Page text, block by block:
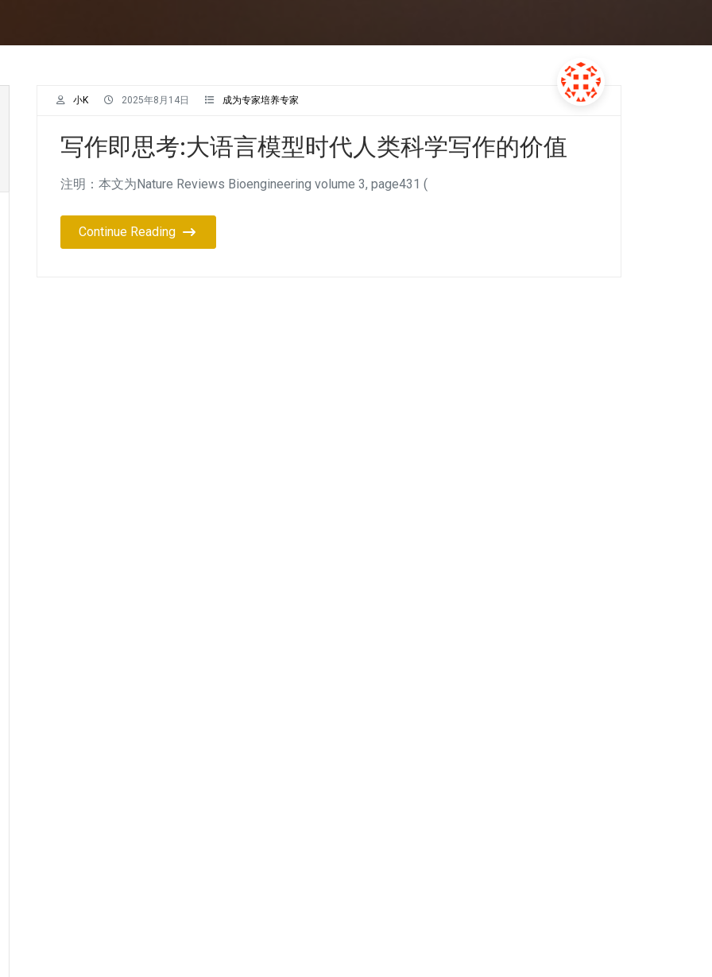
小K 2025年8月14日 成为专家培养专家
写作即思考:大语言模型时代人类科学写作的价值
注明：本文为Nature Reviews Bioengineering volume 3, page431 (
Continue Reading